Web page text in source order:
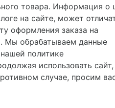
товара. Информация о
на сайте, может
оформления заказа на
Мы обрабатываем данные
политике
использовать
случае, просим